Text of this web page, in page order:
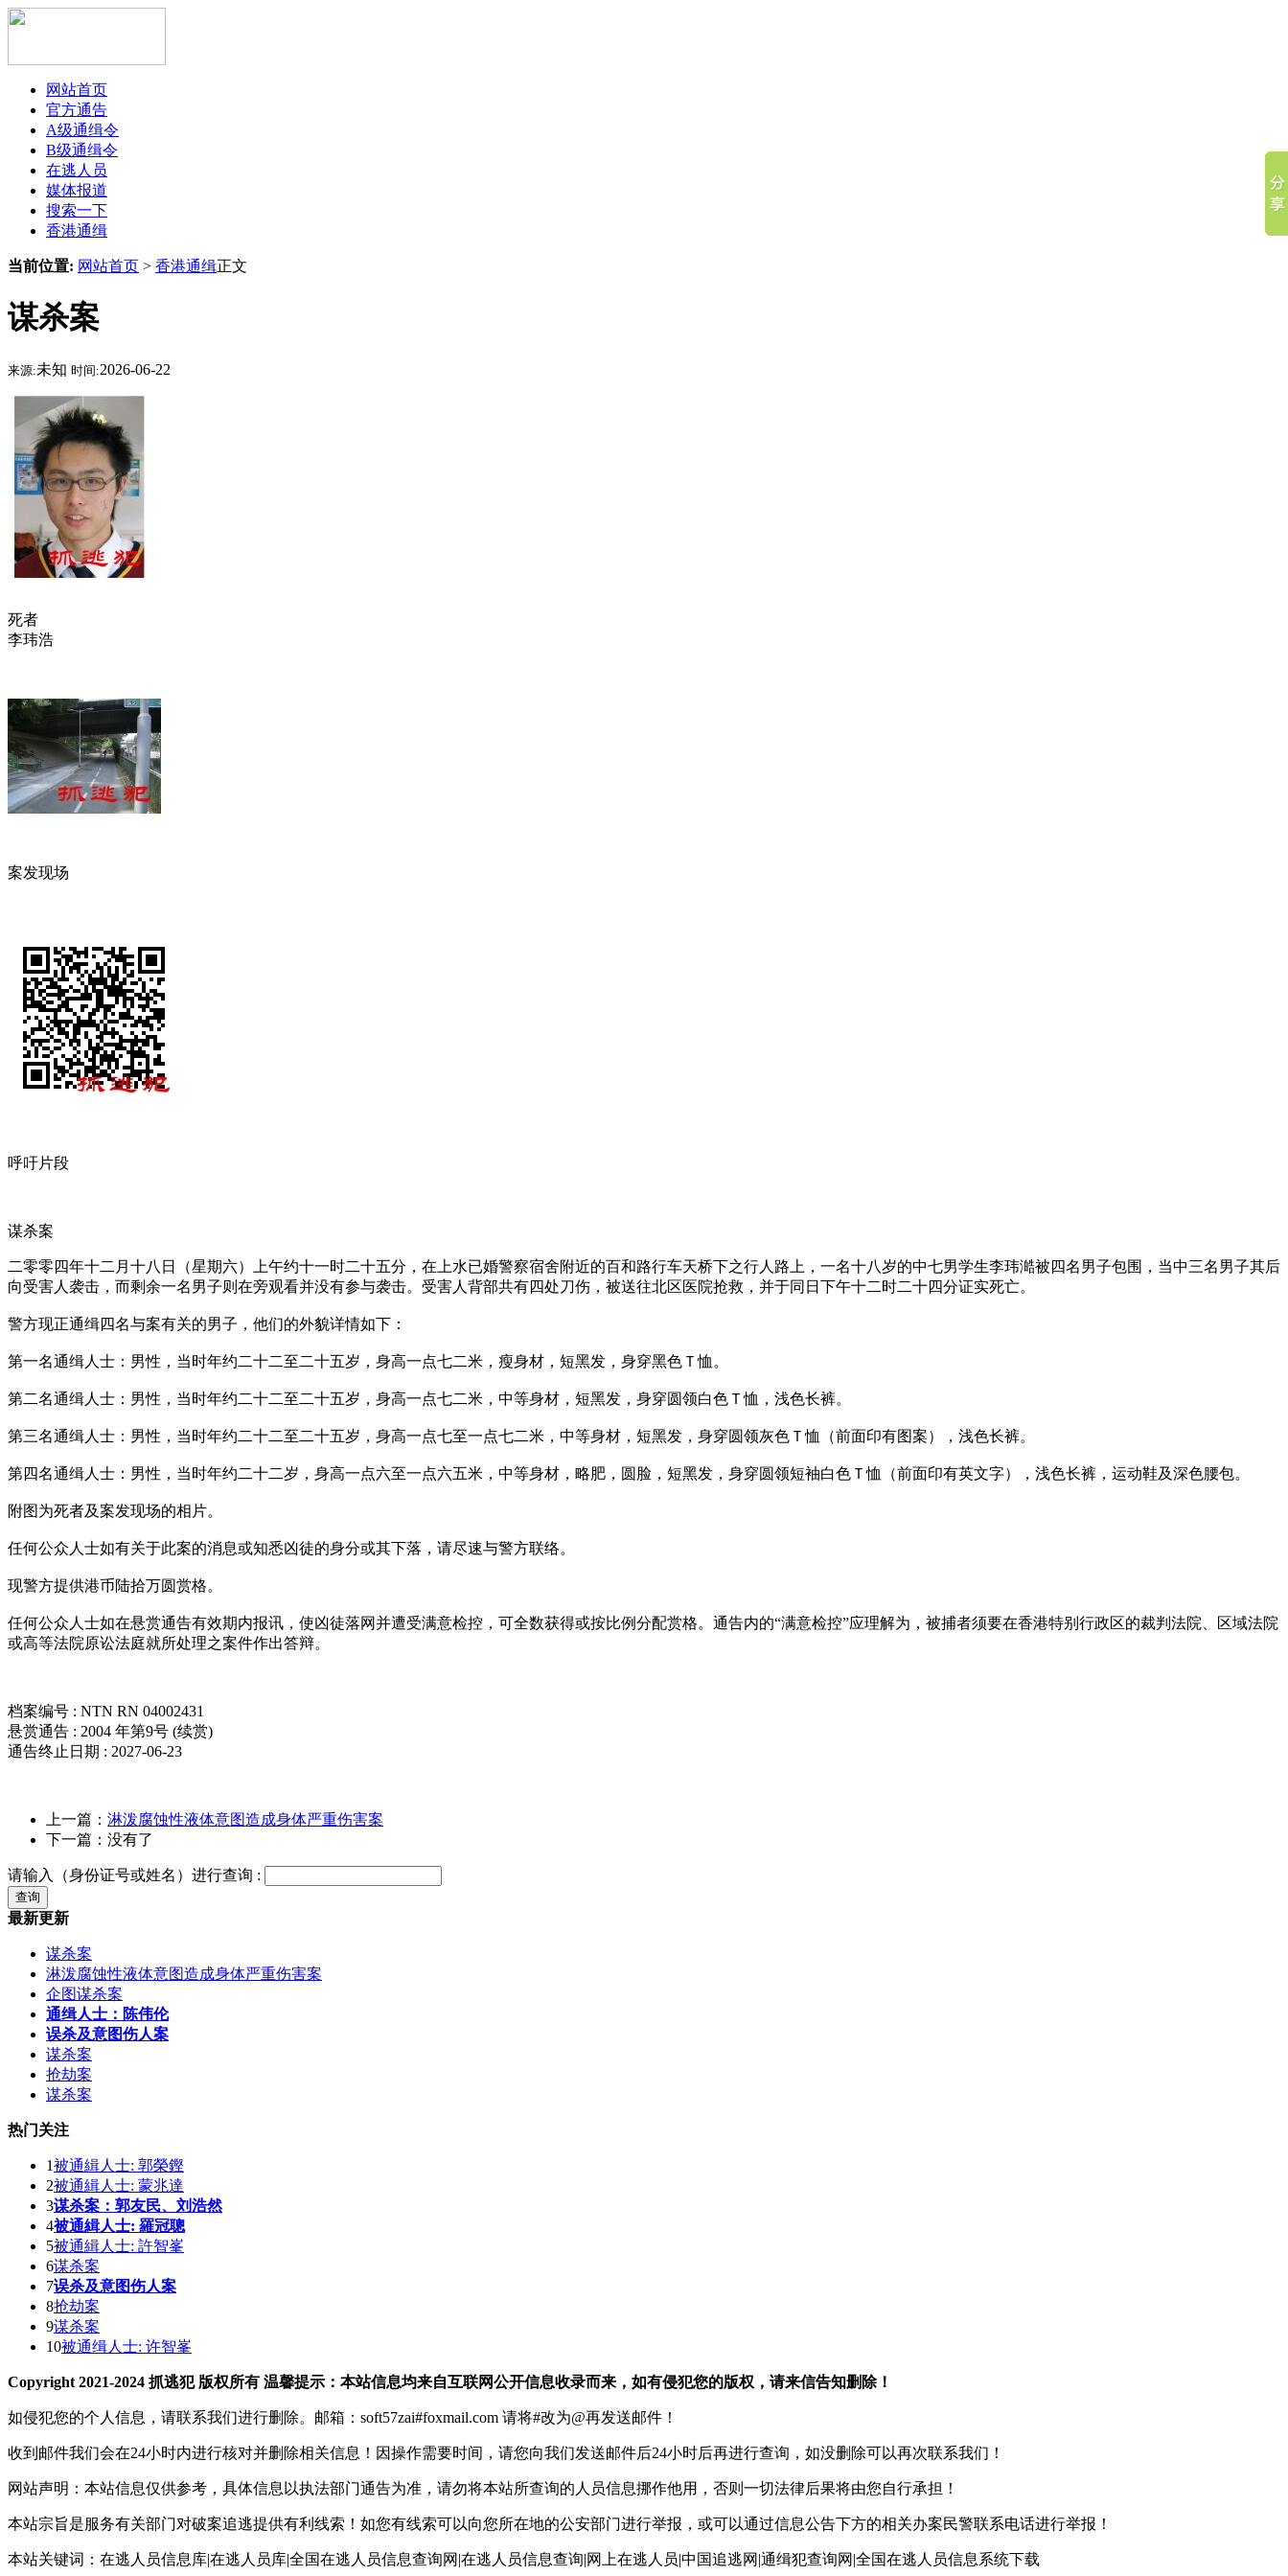
网站首页
官方通告
A级通缉令
B级通缉令
在逃人员
媒体报道
搜索一下
香港通缉
当前位置: 网站首页 > 香港通缉正文
谋杀案
来源:未知 时间:2026-06-22
死者
李玮浩
案发现场
呼吁片段
谋杀案
二零零四年十二月十八日（星期六）上午约十一时二十五分，在上水已婚警察宿舍附近的百和路行车天桥下之行人路上，一名十八岁的中七男学生李玮澔被四名男子包围，当中三名男子其后
向受害人袭击，而剩余一名男子则在旁观看并没有参与袭击。受害人背部共有四处刀伤，被送往北区医院抢救，并于同日下午十二时二十四分证实死亡。
警方现正通缉四名与案有关的男子，他们的外貌详情如下：
第一名通缉人士：男性，当时年约二十二至二十五岁，身高一点七二米，瘦身材，短黑发，身穿黑色Ｔ恤。
第二名通缉人士：男性，当时年约二十二至二十五岁，身高一点七二米，中等身材，短黑发，身穿圆领白色Ｔ恤，浅色长裤。
第三名通缉人士：男性，当时年约二十二至二十五岁，身高一点七至一点七二米，中等身材，短黑发，身穿圆领灰色Ｔ恤（前面印有图案），浅色长裤。
第四名通缉人士：男性，当时年约二十二岁，身高一点六至一点六五米，中等身材，略肥，圆脸，短黑发，身穿圆领短袖白色Ｔ恤（前面印有英文字），浅色长裤，运动鞋及深色腰包。
附图为死者及案发现场的相片。
任何公众人士如有关于此案的消息或知悉凶徒的身分或其下落，请尽速与警方联络。
现警方提供港币陆拾万圆赏格。
任何公众人士如在悬赏通告有效期内报讯，使凶徒落网并遭受满意检控，可全数获得或按比例分配赏格。通告内的“满意检控”应理解为，被捕者须要在香港特别行政区的裁判法院、区域法院
或高等法院原讼法庭就所处理之案件作出答辩。
档案编号 : NTN RN 04002431
悬赏通告 : 2004 年第9号 (续赏)
通告终止日期 : 2027-06-23
上一篇： 淋泼腐蚀性液体意图造成身体严重伤害案
下一篇：没有了
请输入（身份证号或姓名）进行查询 :
最新更新
谋杀案
淋泼腐蚀性液体意图造成身体严重伤害案
企图谋杀案
通缉人士：陈伟伦
误杀及意图伤人案
谋杀案
抢劫案
谋杀案
热门关注
1被通緝人士: 郭榮鏗
2被通緝人士: 蒙兆達
3谋杀案：郭友民、刘浩然
4被通緝人士: 羅冠聰
5被通緝人士: 許智峯
6谋杀案
7误杀及意图伤人案
8抢劫案
9谋杀案
10被通缉人士: 许智峯
Copyright 2021-2024 抓逃犯 版权所有 温馨提示：本站信息均来自互联网公开信息收录而来，如有侵犯您的版权，请来信告知删除！
如侵犯您的个人信息，请联系我们进行删除。邮箱：soft57zai#foxmail.com 请将#改为@再发送邮件！
收到邮件我们会在24小时内进行核对并删除相关信息！因操作需要时间，请您向我们发送邮件后24小时后再进行查询，如没删除可以再次联系我们！
网站声明：本站信息仅供参考，具体信息以执法部门通告为准，请勿将本站所查询的人员信息挪作他用，否则一切法律后果将由您自行承担！
本站宗旨是服务有关部门对破案追逃提供有利线索！如您有线索可以向您所在地的公安部门进行举报，或可以通过信息公告下方的相关办案民警联系电话进行举报！
本站关键词：在逃人员信息库|在逃人员库|全国在逃人员信息查询网|在逃人员信息查询|网上在逃人员|中国追逃网|通缉犯查询网|全国在逃人员信息系统下载